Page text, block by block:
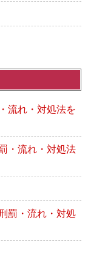
流れ・対処法を
・流れ・対処法
罰・流れ・対処